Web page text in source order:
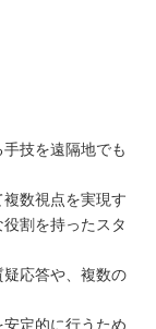
技を遠隔地でも
数視点を実現す
割を持ったスタ
応答や、複数の
定的に行うため